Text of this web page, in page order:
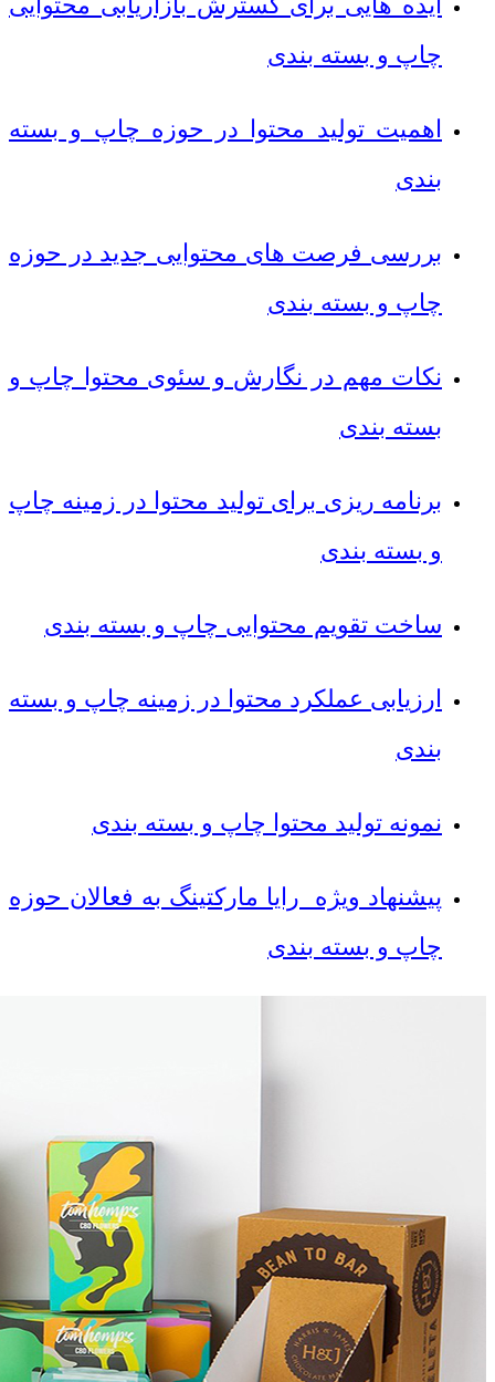
چاپ و بسته بندی
اهمیت تولید محتوا در حوزه چاپ و بسته
بندی
بررسی فرصت های محتوایی جدید در حوزه
چاپ و بسته بندی
نکات مهم در نگارش و سئوی محتوا چاپ و
بسته بندی
برنامه ریزی برای تولید محتوا در زمینه چاپ
و بسته بندی
ساخت تقویم محتوایی چاپ و بسته بندی
ارزیابی عملکرد محتوا در زمینه چاپ و بسته
بندی
نمونه تولید محتوا چاپ و بسته بندی
پیشنهاد ویژه رایا مارکتینگ به فعالان حوزه
چاپ و بسته بندی